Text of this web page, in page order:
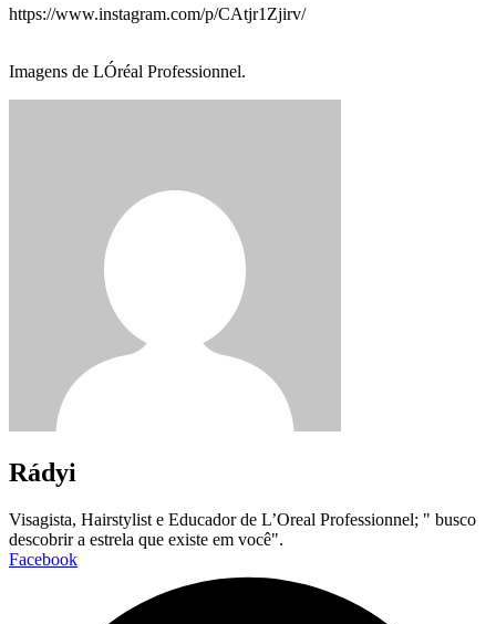
https://www.instagram.com/p/CAtjr1Zjirv/
Imagens de LÓréal Professionnel.
Rádyi
Visagista, Hairstylist e Educador de L’Oreal Professionnel; " busco
descobrir a estrela que existe em você".
Facebook